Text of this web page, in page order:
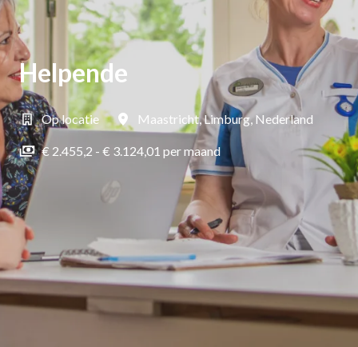
Helpende
Op locatie Maastricht,Limburg, Nederland
€ 2.455,2 - € 3.124,01 per maand